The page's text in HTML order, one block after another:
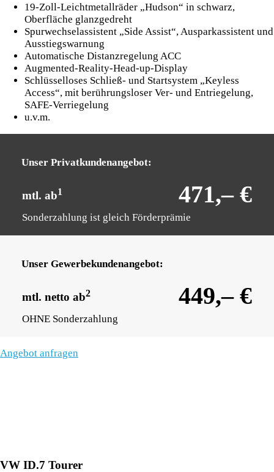
19-Zoll-Leichtmetallräder „Hudson“ in schwarz,
Oberfläche glanzgedreht
Spurwechselassistent „Side Assist“, Ausparkassistent und
Ausstiegswarnung
Automatische Distanzregelung ACC
Augmented-Reality-Head-up-Display
Schlüsselloses Schließ- und Startsystem „Keyless
Access“, mit berührungsloser Ver- und Entriegelung,
SAFE-Verriegelung
u.v.m.
Unser Privatkundenangebot:
mtl. ab1 471,– €
Sonderzahlung ist gleich Förderprämie
Unser Gewerbekundenangebot:
mtl. netto ab2 449,– €
OHNE Sonderzahlung
Angebot anfragen
VW ID.7 Tourer